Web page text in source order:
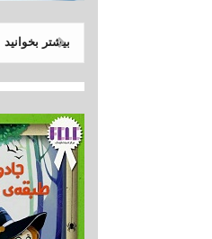
بیشتر بخوانید